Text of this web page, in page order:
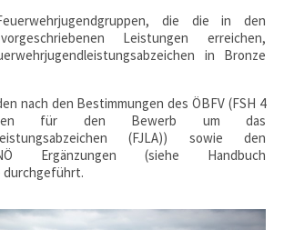
die die in den
Leistungen erreichen,
in Bronze
nach den Bestimmungen des ÖBFV (FSH 4
für den Bewerb um das
(FJLA)) sowie den
Ergänzungen (siehe Handbuch
durchgeführt.